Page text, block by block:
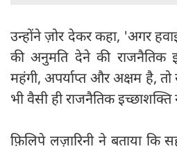
उन्होंने ज़ोर देकर कहा, 'अगर
की अनुमति देने की राजनैतिक
महंगी, अपर्याप्त और अक्षम है,
भी वैसी ही राजनैतिक
फ़िलिपे लज़ारिनी ने बताया कि